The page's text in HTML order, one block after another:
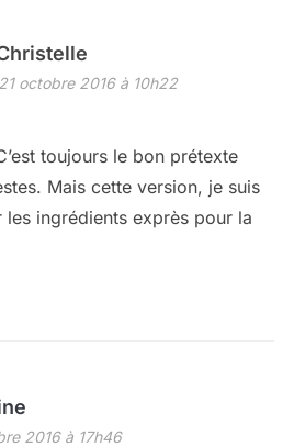
21 octobre 2016 à 10h22
toujours le bon prétexte
Mais cette version, je suis
les ingrédients exprès pour la
2016 à 17h46